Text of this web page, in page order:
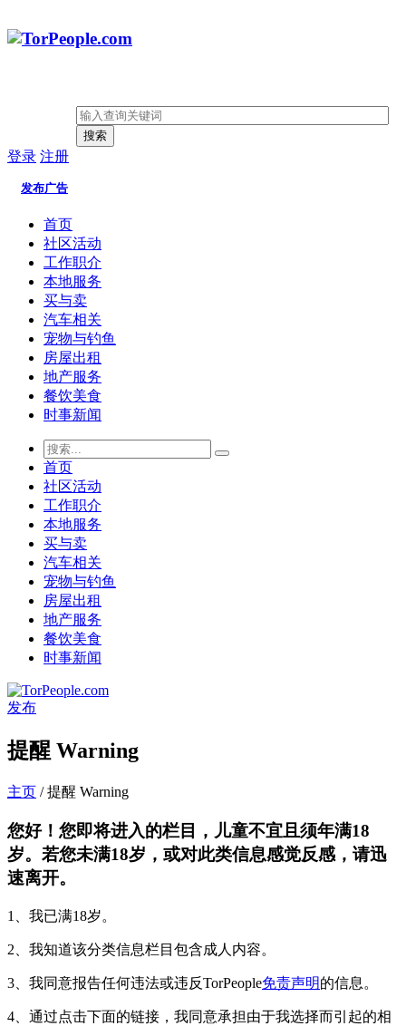
搜索
登录 注册
发布广告
首页
社区活动
工作职介
本地服务
买与卖
汽车相关
宠物与钓鱼
房屋出租
地产服务
餐饮美食
时事新闻
首页
社区活动
工作职介
本地服务
买与卖
汽车相关
宠物与钓鱼
房屋出租
地产服务
餐饮美食
时事新闻
发布
提醒 Warning
主页 / 提醒 Warning
您好！您即将进入的栏目，儿童不宜且须年满18
岁。若您未满18岁，或对此类信息感觉反感，请迅
速离开。
1、我已满18岁。
2、我知道该分类信息栏目包含成人内容。
3、我同意报告任何违法或违反TorPeople免责声明的信息。
4、通过点击下面的链接，我同意承担由于我选择而引起的相